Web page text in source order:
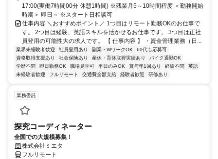
17:00(実働7時間00分 休憩1時間) ※残業月5～10時間程度 ＜勤務開始
時期＞ 即日～ ※スタート日相談可
仕事内容 ＼おすすめポイント／ 1つ目はリモート勤務OKのお仕事で
す。 2つ目は経験、英語スキルを活かせるお仕事です。 3つ目は正社
員登用の可能性大の求人です。 【 仕事内容 】 ・資金管理業務（日...
業界未経験者歓迎 社員登用あり 副業・WワークOK
60代も応募可
資格取得支援あり
社会保険あり 産休・育休取得実績あり
バイク通勤OK
学歴不問
即日勤務OK 職場見学可 平日のみOK 賞与年1回あり 経験不問
英語
未経験者歓迎
フルリモート 交通費全額支給 経験者歓迎 研修あり
業務委託
探究コーディネーター
全国での大規模募集！
株式会社ミエタ
フルリモート